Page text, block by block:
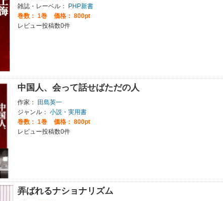
雑誌・レーベル：
PHP新書
巻数： 1巻
価格： 800pt
レビュー投稿数0件
中国人、会って話せばただの人
作家：
田島英一
ジャンル： 小説・実用書
巻数： 1巻
価格： 800pt
レビュー投稿数0件
弄ばれるナショナリズム